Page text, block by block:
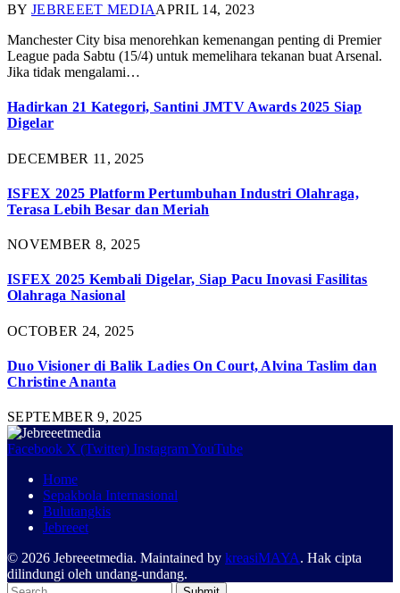
BY JEBREEET MEDIAAPRIL 14, 2023
Manchester City bisa menorehkan kemenangan penting di Premier
League pada Sabtu (15/4) untuk memelihara tekanan buat Arsenal.
Jika tidak mengalami…
Hadirkan 21 Kategori, Santini JMTV Awards 2025 Siap
Digelar
DECEMBER 11, 2025
ISFEX 2025 Platform Pertumbuhan Industri Olahraga,
Terasa Lebih Besar dan Meriah
NOVEMBER 8, 2025
ISFEX 2025 Kembali Digelar, Siap Pacu Inovasi Fasilitas
Olahraga Nasional
OCTOBER 24, 2025
Duo Visioner di Balik Ladies On Court, Alvina Taslim dan
Christine Ananta
SEPTEMBER 9, 2025
Facebook X (Twitter) InstagramYouTube
Home
Sepakbola Internasional
Bulutangkis
Jebreeet
© 2026 Jebreeetmedia. Maintained by kreasiMAYA. Hak cipta
dilindungi oleh undang-undang.